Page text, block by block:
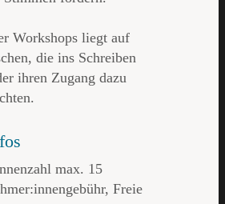
Workshops liegt auf
die ins Schreiben
ihren Zugang dazu
max. 15
Freie